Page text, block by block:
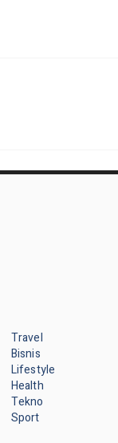
Travel
Bisnis
Lifestyle
Health
Tekno
Sport